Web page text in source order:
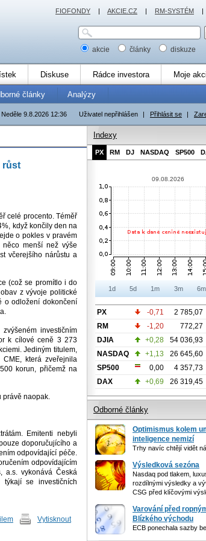
akcie články diskuze
Diskuse Rádce investora Moje
články Analýzy
Uživatel nepřihlášen | Přihlásit se |
Neděle 9.8.2026 12:36
růst
celé procento. Téměř
když končily den na
o pokles v pravém
menší než výše
včerejšího nárůstu a
(což se promítlo i do
z vývoje politické
o odložení dokončení
investičním
k cílové ceně 3 273
Jediným titulem,
která zveřejnila
korun, přičemž na
právě naopak.
Emitenti nebyli
doporučujícího a
odpovídající péče.
odpovídajícím
a.s. vykonává Česká
se investičních
Vytisknout
Indexy
PX RM DJ NASDAQ SP500
09.08.2026
1d 5d 1m 3m 6m
PX -0,71 2 785,07
RM
-1,20 772,27
DJIA
+0,28 54 036,93
NASDAQ
+1,13 26 645,60
SP500
0,00 4 357,73
DAX
+0,69 26 319,45
Odborné články
Optimismus kolem
inteligence nemizí
Trhy navíc chtějí vidět
Výsledková sezóna
Nasdaq pod tlakem,
rozdílnými výsledky a
CSG před klíčovými
Varování před
Blízkého východu
ECB ponechala sazby
FIOFONDY | AKCIE.CZ | RM-SYSTÉM |